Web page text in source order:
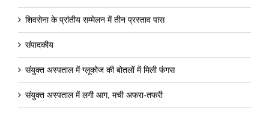
शिवसेना के प्रांतीय सम्मेलन में तीन प्रस्ताव पास
संपादकीय
संयुक्त अस्पताल में ग्लूकोज की बोतलों में मिली फंगस
संयुक्त अस्पताल में लगी आग, मची अफरा-तफरी